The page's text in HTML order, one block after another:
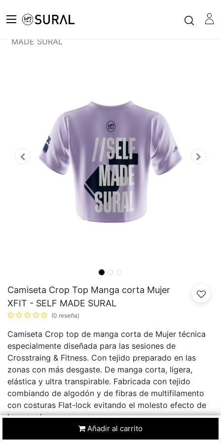
Todos los productos
MADE SURAL
Camiseta Crop Top Manga corta Mujer
XFIT - SELF MADE SURAL
(0 reseña)
Camiseta Crop top de manga corta de Mujer técnica
especialmente diseñada para las sesiones de
Crosstraing & Fitness. Con tejido preparado en las
zonas con más desgaste. De manga corta, ligera,
elástica y ultra transpirable. Fabricada con tejido
combiando de algodón y de fibras de multifilamento
con costuras Flat-lock evitando el molesto efecto de
las rozaduras.
10% Dto.
Añadir al carrito